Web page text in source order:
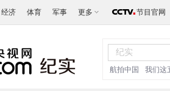
经济 体育 军事 更多 节目官网
航拍中国 我们这